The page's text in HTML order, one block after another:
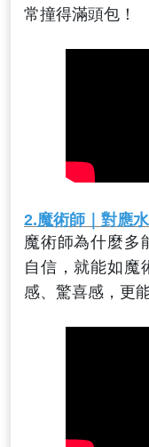
常撞得滿頭包！
2.魔術師 ｜對應
魔術師為什麼多
自信，就能如魔
感、驚喜感，更